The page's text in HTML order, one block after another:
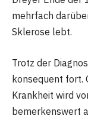
mehrfach
Sklerose lebt.
Trotz der
konsequent fort.
Krankheit wird
bemerkenswert